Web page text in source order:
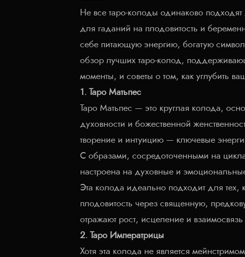
Не все таро-колоды одинаково
для гаданий на плодовитость и
себе питающую энергию, богатую
обзор лучших таро-колод,
моменты, и советы о том, как углубить
1. Таро Матьпес
Таро Матьпес — это круглая колода,
духовности и божественной
творение и интуицию — ключевые
С образами, сосредоточенными на
настроена на духовные и
Эта колода идеально подходит для тех,
плодовитость через священную,
отражают рост, исцеление и
2. Таро Императрицы
Хотя эта колода не является